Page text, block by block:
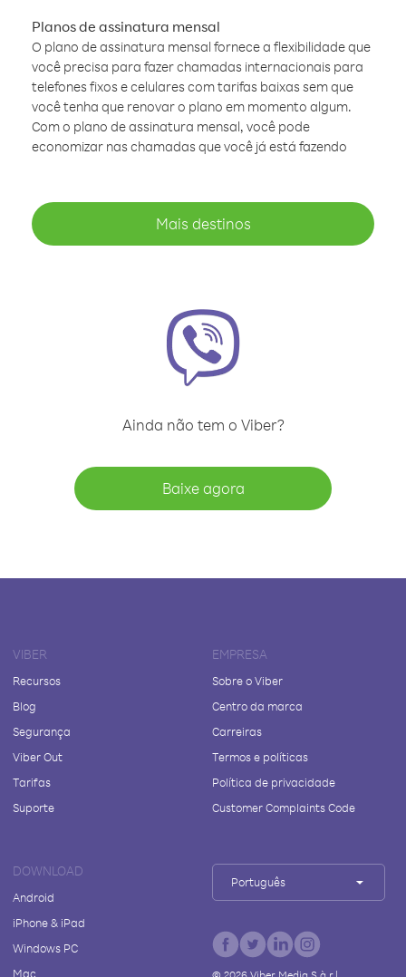
Planos de assinatura mensal
O plano de assinatura mensal fornece a flexibilidade que
você precisa para fazer chamadas internacionais para
telefones fixos e celulares com tarifas baixas sem que
você tenha que renovar o plano em momento algum.
Com o plano de assinatura mensal, você pode
economizar nas chamadas que você já está fazendo
Mais destinos
Ainda não tem o Viber?
Baixe agora
VIBER
Recursos
Blog
Segurança
Viber Out
Tarifas
Suporte
EMPRESA
Sobre o Viber
Centro da marca
Carreiras
Termos e políticas
Política de privacidade
Customer Complaints Code
DOWNLOAD
Android
iPhone & iPad
Windows PC
Mac
Português